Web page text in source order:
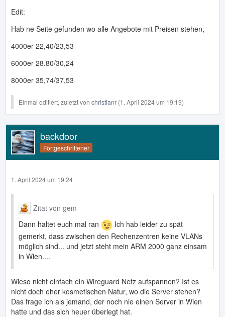
Edit:
Hab ne Seite gefunden wo alle Angebote mit Preisen stehen,
4000er 22,40/23,53
6000er 28.80/30,24
8000er 35,74/37,53
Einmal editiert, zuletzt von christianr (1. April 2024 um 19:19)
backdoor
Fortgeschrittener
1. April 2024 um 19:24
Zitat von gem
Dann haltet euch mal ran
Ich hab leider zu spät
gemerkt, dass zwischen den Rechenzentren keine VLANs
möglich sind... und jetzt steht mein ARM 2000 ganz einsam
in Wien....
Wieso nicht einfach ein Wireguard Netz aufspannen? Ist es
nicht doch eher kosmetischen Natur, wo die Server stehen?
Das frage ich als jemand, der noch nie einen Server in Wien
hatte und das sich heuer überlegt hat.